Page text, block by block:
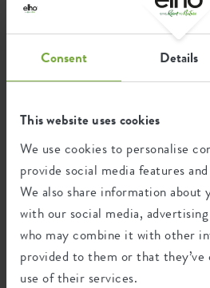
Consent Details
This website uses cookies
We use cookies to personalise
provide social media features
We also share information about
with our social media,
who may combine it with other
provided to them or that
use of their services.
Dieses Produkt
Verbraucher-
Zertifikate